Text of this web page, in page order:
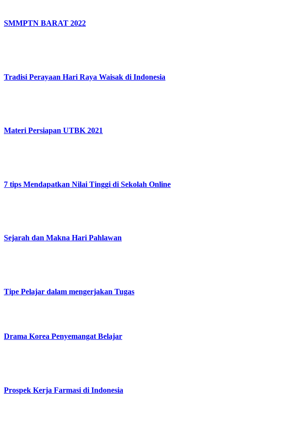
SMMPTN BARAT 2022
Tradisi Perayaan Hari Raya Waisak di Indonesia
Materi Persiapan UTBK 2021
7 tips Mendapatkan Nilai Tinggi di Sekolah Online
Sejarah dan Makna Hari Pahlawan
Tipe Pelajar dalam mengerjakan Tugas
Drama Korea Penyemangat Belajar
Prospek Kerja Farmasi di Indonesia